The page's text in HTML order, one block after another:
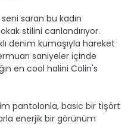
saran bu kadın
stilini canlandırıyor.
denim kumaşıyla hareket
saniyeler içinde
en cool halini Colin's
pantolonla, basic bir tişört
enerjik bir görünüm